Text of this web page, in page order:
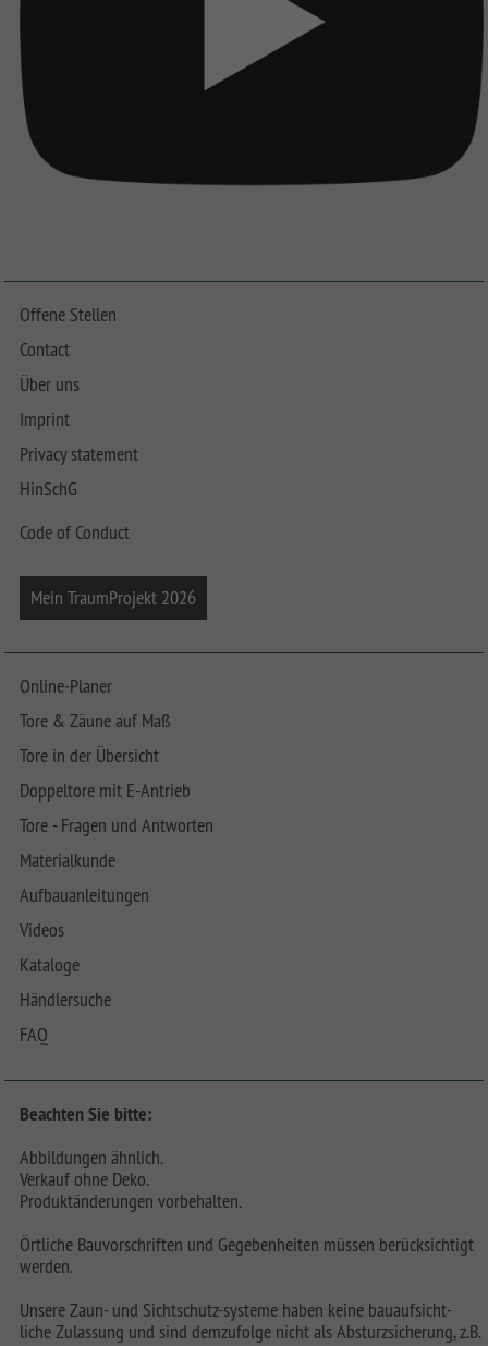
Offene Stellen
Contact
Über uns
Imprint
Privacy statement
HinSchG
Code of Conduct
Mein TraumProjekt 2026
Online-Planer
Tore & Zäune auf Maß
Tore in der Übersicht
Doppeltore mit E-Antrieb
Tore - Fragen und Antworten
Materialkunde
Aufbauanleitungen
Videos
Kataloge
Händlersuche
FAQ
Beachten Sie bitte:
Abbildungen ähnlich.
Verkauf ohne Deko.
Produktänderungen vorbehalten.
Örtliche Bauvorschriften und Gegebenheiten müssen berücksichtigt
werden.
Unsere Zaun- und Sichtschutz-systeme haben keine bauaufsicht-
liche Zulassung und sind demzufolge nicht als Absturzsicherung, z.B.